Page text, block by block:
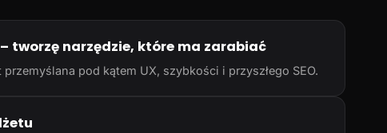
tworzę narzędzie, które ma zarabiać
pod kątem UX, szybkości i przyszłego SEO.